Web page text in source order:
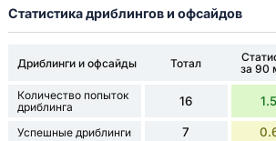
Статистика дриблингов и офсайдов
Дриблинги и офсайды Тотал
за 90
Количество попыток
дриблинга
16
Успешные дриблинги 7